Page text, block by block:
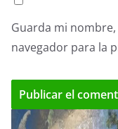
Guarda mi
navegador para la